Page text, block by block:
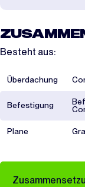
Besteht aus:
Überdachung
Befestigung
Plane